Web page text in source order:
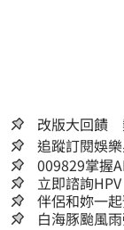
改版大回饋
追蹤訂閱娛
009829掌握
立即諮詢
嫌晚！
伴侶和妳一
白海豚颱風